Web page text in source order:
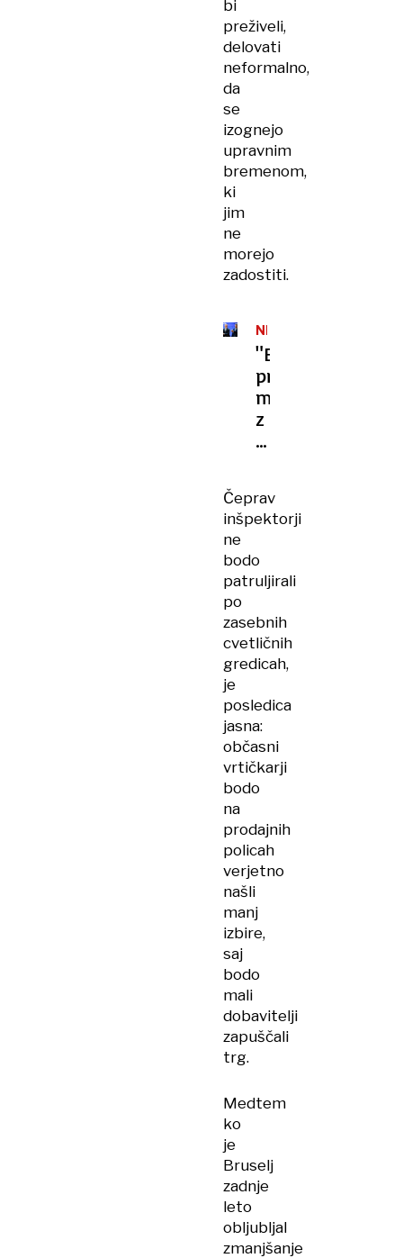
bi
preživeli,
delovati
neformalno,
da
se
izognejo
upravnim
bremenom,
ki
jim
ne
morejo
zadostiti.
NEMČIJA
"Evropska
prepoved
motorjev
z
notranjim
napačna"
Čeprav
inšpektorji
ne
bodo
patruljirali
po
zasebnih
cvetličnih
gredicah,
je
posledica
jasna:
občasni
vrtičkarji
bodo
na
prodajnih
policah
verjetno
našli
manj
izbire,
saj
bodo
mali
dobavitelji
zapuščali
trg.
Medtem
ko
je
Bruselj
zadnje
leto
obljubljal
zmanjšanje